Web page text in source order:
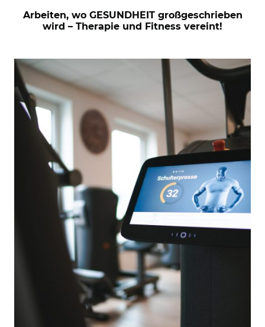
Arbeiten, wo GESUNDHEIT großgeschrieben
wird – Therapie und Fitness vereint!